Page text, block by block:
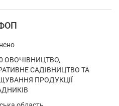
ОВОЧІВНИЦТВО,
САДІВНИЦТВО ТА
ПРОДУКЦІЇ